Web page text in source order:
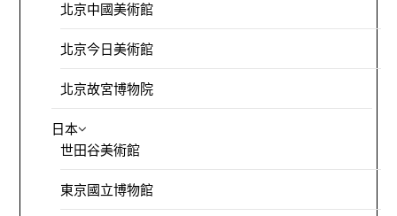
北京中國美術館
北京今日美術館
北京故宮博物院
日本
世田谷美術館
東京國立博物館